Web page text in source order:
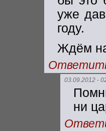
уже
году.
Ждём
03.09.2012 -
ни